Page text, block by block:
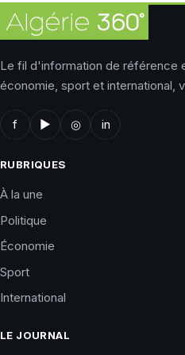
Le fil d'information de référence
économie, sport et international,
f ▶ ◎ in
RUBRIQUES
À la une
Politique
Économie
Sport
International
LE JOURNAL